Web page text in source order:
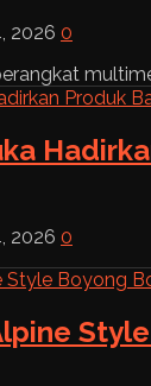
2026 0
2026 0